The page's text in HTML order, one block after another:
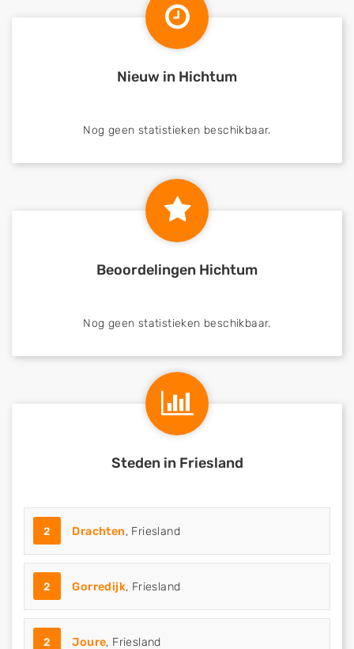
Nieuw in Hichtum
Nog geen statistieken beschikbaar.
Beoordelingen Hichtum
Nog geen statistieken beschikbaar.
Steden in Friesland
2 Drachten, Friesland
2 Gorredijk, Friesland
2 Joure, Friesland